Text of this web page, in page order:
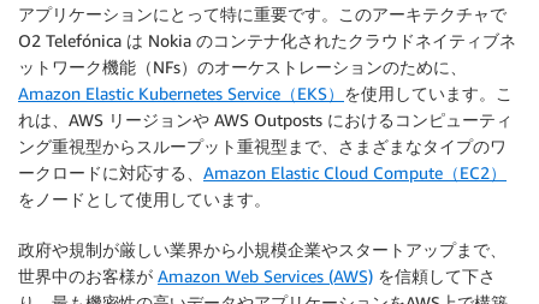
アプリケーションにとって特に重要です。このアーキテクチャで
O2 Telefónica は Nokia のコンテナ化されたクラウドネイティブネ
ットワーク機能（NFs）のオーケストレーションのために、
Amazon Elastic Kubernetes Service（EKS） を使用しています。こ
れは、AWS リージョンや AWS Outposts におけるコンピューティ
ング重視型からスループット重視型まで、さまざまなタイプのワ
ークロードに対応する、 Amazon Elastic Cloud Compute（EC2）
をノードとして使用しています。
政府や規制が厳しい業界から小規模企業やスタートアップまで、
世界中のお客様が Amazon Web Services (AWS) を信頼して下さ